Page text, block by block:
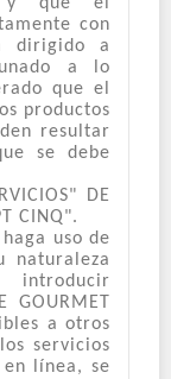
y que el
con
dirigido a
a lo
que el
productos
resultar
se debe
DE
CINQ".
uso de
naturaleza
introducir
GOURMET
a otros
servicios
línea, se